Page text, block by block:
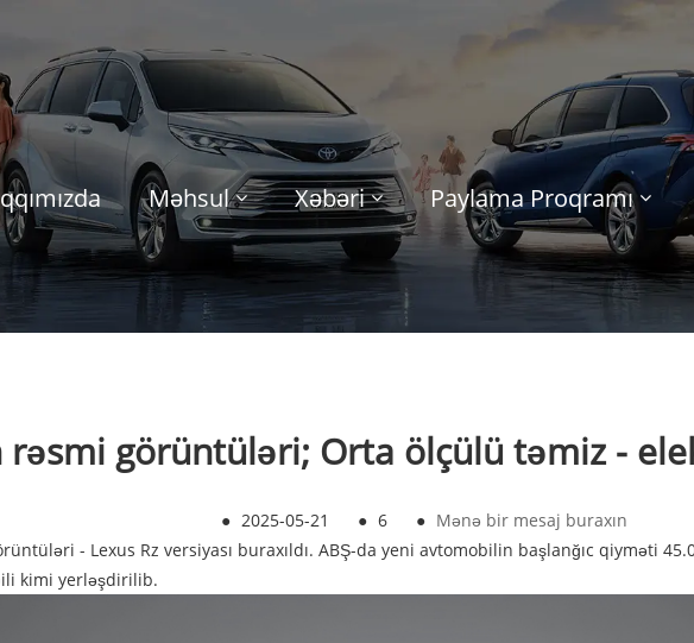
Məhsul Xəbəri Paylama Proqramı
rəsmi görüntüləri; Orta ölçülü təmiz -
● 2025-05-21 ● 6 ● Mənə bir mesaj buraxın
- Lexus Rz versiyası buraxıldı. ABŞ-da yeni avtomobilin başlanğıc qiyməti
kimi yerləşdirilib.